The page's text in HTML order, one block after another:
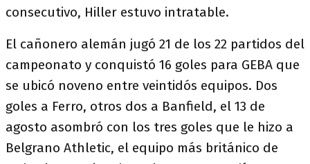
consecutivo, Hiller estuvo intratable.
El cañonero alemán jugó 21 de los 22 partidos del
campeonato y conquistó 16 goles para GEBA que
se ubicó noveno entre veintidós equipos. Dos
goles a Ferro, otros dos a Banfield, el 13 de
agosto asombró con los tres goles que le hizo a
Belgrano Athletic, el equipo más británico de